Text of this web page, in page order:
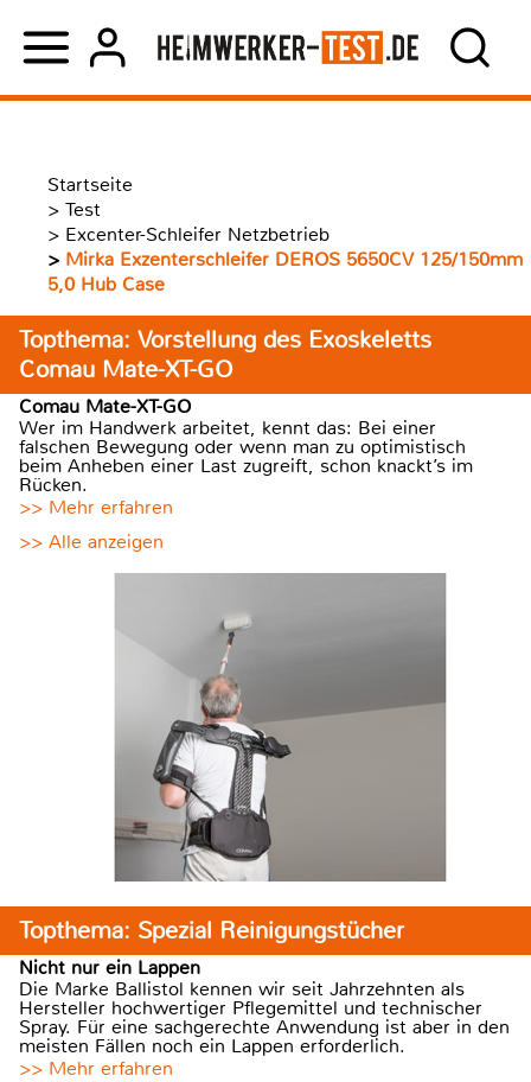
Startseite
> Test
> Excenter-Schleifer Netzbetrieb
> Mirka Exzenterschleifer DEROS 5650CV 125/150mm
5,0 Hub Case
Topthema: Vorstellung des Exoskeletts
Comau Mate-XT-GO
Comau Mate-XT-GO
Wer im Handwerk arbeitet, kennt das: Bei einer
falschen Bewegung oder wenn man zu optimistisch
beim Anheben einer Last zugreift, schon knackt’s im
Rücken.
>> Mehr erfahren
>> Alle anzeigen
Topthema: Spezial Reinigungstücher
Nicht nur ein Lappen
Die Marke Ballistol kennen wir seit Jahrzehnten als
Hersteller hochwertiger Pflegemittel und technischer
Spray. Für eine sachgerechte Anwendung ist aber in den
meisten Fällen noch ein Lappen erforderlich.
>> Mehr erfahren